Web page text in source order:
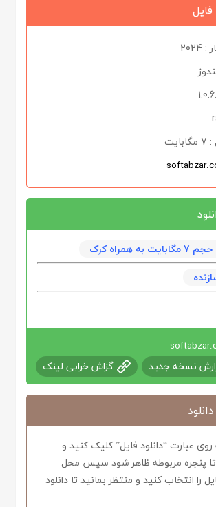
به همراه کرک
نسخه جدید گزاش خرابی لینک
روی عبارت “دانلود فایل” کلیک کنید و
تا پنجره مربوطه ظاهر شود سپس محل
را انتخاب کنید و منتظر بمانید تا دانلود